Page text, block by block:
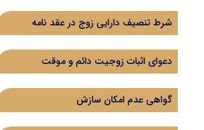
شرط تنصیف دارایی زوج در عقد نامه
دعوای اثبات زوجیت دائم و موقت
گواهی عدم امکان سازش